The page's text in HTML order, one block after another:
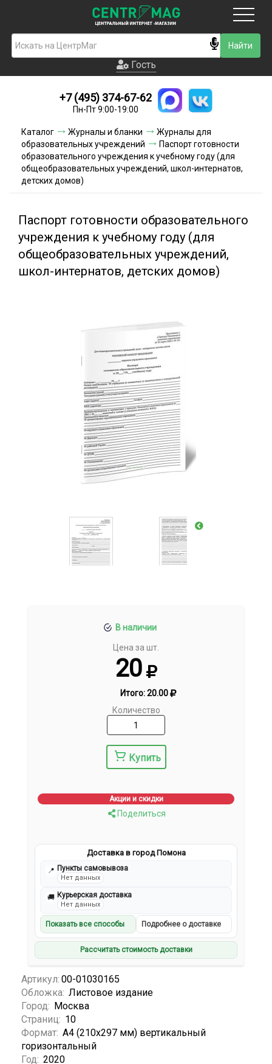
Гость
Новинки
Условия доставки
Условия оплаты
Гость
+7 (495) 374-67-62
Пн-Пт 9:00-19:00
Каталог Журналы и бланки
Журналы для
образовательных учреждений
Паспорт готовности
образовательного учреждения к учебному году (для
общеобразовательных учреждений, школ-интернатов,
детских домов)
Паспорт готовности образовательного
учреждения к учебному году (для
общеобразовательных учреждений,
школ-интернатов, детских домов)
В наличии
Цена за шт.
20
Итого:20.00
Количество
Купить
Акции и скидки
Поделиться
Доставка в город Помона
📍 Пункты самовывоза
Нет данных
🚚 Курьерская доставка
Нет данных
Показать все способы Подробнее о доставке
Рассчитать стоимость доставки
Артикул: 00-01030165
Обложка: Листовое издание
Город: Москва
Страниц: 10
Формат: А4 (210x297 мм) вертикальный
горизонтальный
Год: 2020